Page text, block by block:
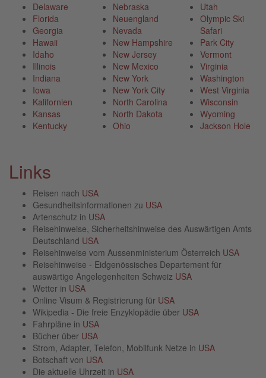
Delaware
Florida
Georgia
Hawaii
Idaho
Illinois
Indiana
Iowa
Kalifornien
Kansas
Kentucky
Nebraska
Neuengland
Nevada
New Hampshire
New Jersey
New Mexico
New York
New York City
North Carolina
North Dakota
Ohio
Utah
Olympic Ski
Safari
Park City
Vermont
Virginia
Washington
West Virginia
Wisconsin
Wyoming
Jackson Hole
Links
Reisen nach USA
Gesundheitsinformationen zu USA
Artenschutz in USA
Reisehinweise, Sicherheitshinweise des Auswärtigen Amts
Deutschland USA
Reisehinweise vom Aussenministerium Österreich USA
Reisehinweise - Eidgenössisches Departement für
auswärtige Angelegenheiten Schweiz USA
Wetter in USA
Online Visum & Registrierung für USA
Wikipedia - Die freie Enzyklopädie über USA
Fahrpläne in USA
Bücher über USA
Strom, Adapter, Telefon, Mobilfunk Netze in USA
Botschaft von USA
Die aktuelle Uhrzeit in USA